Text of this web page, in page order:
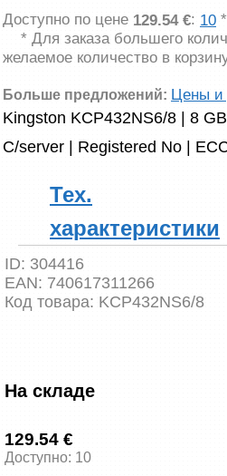
Доступно по цене 129.54 €: 10 *
* Для заказа большего
желаемое количество в
Больше предложений: Цены и
Kingston KCP432NS6/8 | 8
C/server | Registered No |
Тех.
характеристики
ID: 304416
EAN: 740617311266
Код товара: KCP432NS6/8
На складе
129.54 €
Доступно: 10